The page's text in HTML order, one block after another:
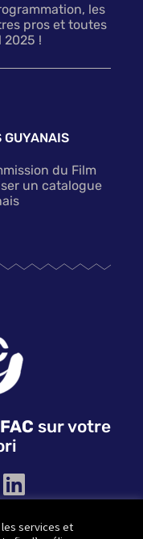
les
pros et toutes
2025 !
GUYANAIS
du Film
un catalogue
sur votre
services et